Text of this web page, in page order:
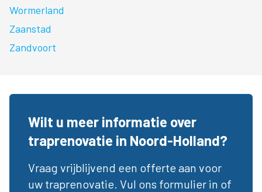
Wormerland
Zaanstad
Zandvoort
Wilt u meer informatie over
traprenovatie in Noord-Holland?
Vraag vrijblijvend een offerte aan voor
uw traprenovatie. Vul ons formulier in of